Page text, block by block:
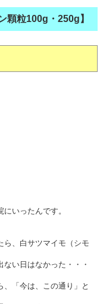
粒100g・250g】
いったんです。
ら、白サツマイモ（シモ
い日はなかった・・・
「今は、この通り」と